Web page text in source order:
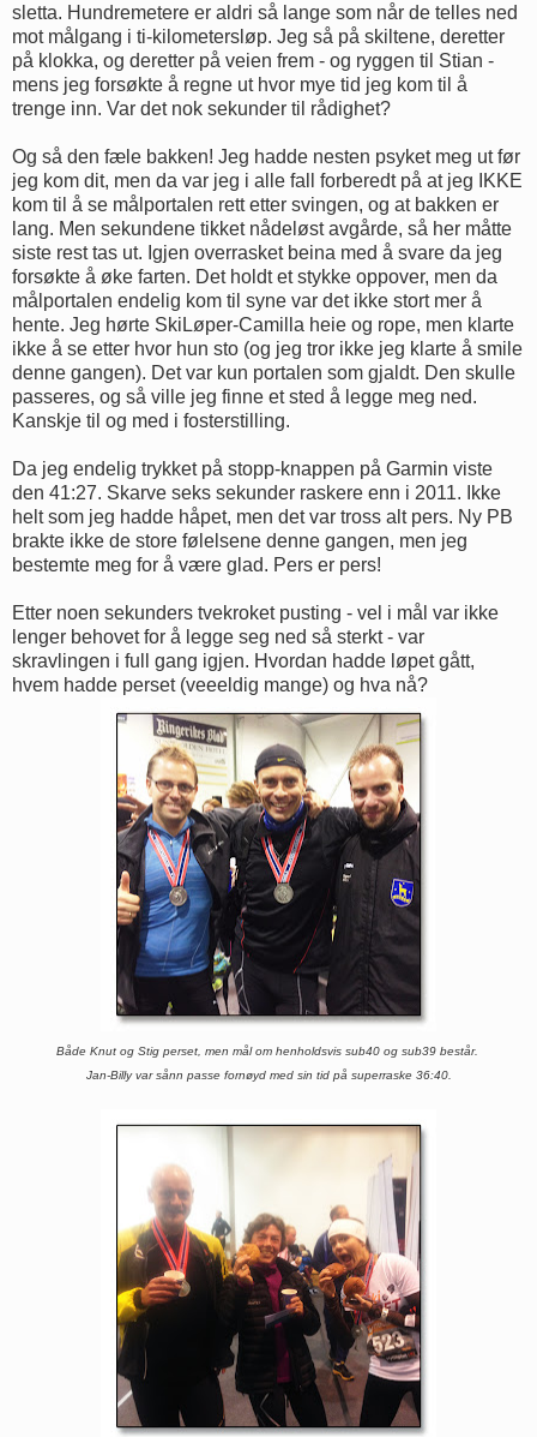
sletta. Hundremetere er aldri så lange som når de telles ned
mot målgang i ti-kilometersløp. Jeg så på skiltene, deretter
på klokka, og deretter på veien frem - og ryggen til Stian -
mens jeg forsøkte å regne ut hvor mye tid jeg kom til å
trenge inn. Var det nok sekunder til rådighet?
Og så den fæle bakken! Jeg hadde nesten psyket meg ut før
jeg kom dit, men da var jeg i alle fall forberedt på at jeg IKKE
kom til å se målportalen rett etter svingen, og at bakken er
lang. Men sekundene tikket nådeløst avgårde, så her måtte
siste rest tas ut. Igjen overrasket beina med å svare da jeg
forsøkte å øke farten. Det holdt et stykke oppover, men da
målportalen endelig kom til syne var det ikke stort mer å
hente. Jeg hørte SkiLøper-Camilla heie og rope, men klarte
ikke å se etter hvor hun sto (og jeg tror ikke jeg klarte å smile
denne gangen). Det var kun portalen som gjaldt. Den skulle
passeres, og så ville jeg finne et sted å legge meg ned.
Kanskje til og med i fosterstilling.
Da jeg endelig trykket på stopp-knappen på Garmin viste
den 41:27. Skarve seks sekunder raskere enn i 2011. Ikke
helt som jeg hadde håpet, men det var tross alt pers. Ny PB
brakte ikke de store følelsene denne gangen, men jeg
bestemte meg for å være glad. Pers er pers!
Etter noen sekunders tvekroket pusting - vel i mål var ikke
lenger behovet for å legge seg ned så sterkt - var
skravlingen i full gang igjen. Hvordan hadde løpet gått,
hvem hadde perset (veeeldig mange) og hva nå?
Både Knut og Stig perset, men mål om henholdsvis sub40 og sub39 består.
Jan-Billy var sånn passe fornøyd med sin tid på superraske 36:40.